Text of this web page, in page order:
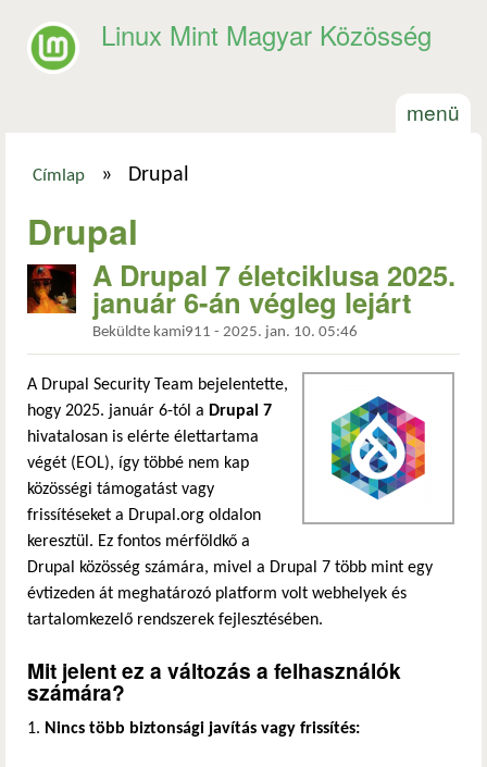
Linux Mint Magyar Közösség
menü
Címlap » Drupal
Drupal
A Drupal 7 életciklusa 2025.
január 6-án végleg lejárt
Beküldte kami911 - 2025. jan. 10. 05:46
A Drupal Security Team bejelentette,
hogy 2025. január 6-tól a Drupal 7
hivatalosan is elérte élettartama
végét (EOL), így többé nem kap
közösségi támogatást vagy
frissítéseket a Drupal.org oldalon
keresztül. Ez fontos mérföldkő a
Drupal közösség számára, mivel a Drupal 7 több mint egy
évtizeden át meghatározó platform volt webhelyek és
tartalomkezelő rendszerek fejlesztésében.
Mit jelent ez a változás a felhasználók
számára?
Nincs több biztonsági javítás vagy frissítés: